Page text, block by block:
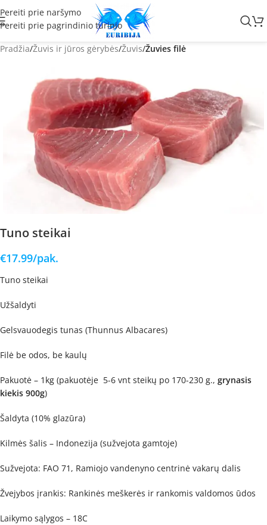
Pereiti prie naršymo
Pereiti prie pagrindinio turinio
Pradžia Žuvis ir jūros gėrybės Žuvis Žuvies filė
Tuno steikai
€17.99/pak.
Tuno steikai
Užšaldyti
Gelsvauodegis tunas (Thunnus Albacares)
Filė be odos, be kaulų
Pakuotė – 1kg (pakuotėje 5-6 vnt steikų po 170-230 g., grynasis
kiekis 900g)
Šaldyta (10% glazūra)
Kilmės šalis – Indonezija (sužvejota gamtoje)
Sužvejota: FAO 71, Ramiojo vandenyno centrinė vakarų dalis
Žvejybos įrankis: Rankinės meškerės ir rankomis valdomos ūdos
Laikymo sąlygos – 18C